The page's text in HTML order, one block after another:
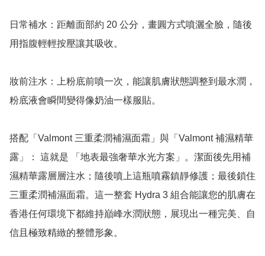
日常補水：距離面部約 20 公分，畫圓方式噴灑全臉，隨後
用指腹輕輕按壓讓其吸收。
妝前注水：上粉底前噴一次，能讓肌膚狀態調整到最水潤，
粉底液會瞬間變得像奶油一樣服貼。
搭配「Valmont 三重柔潤補濕面霜」與「Valmont 補濕精華
露」： 這就是 「地表最強奢華水光方案」。潔面後先用補
濕精華露層層注水；隨後噴上這瓶噴霧鎮靜修護；最後鎖住
三重柔潤補濕面霜。這一整套 Hydra 3 組合能讓您的肌膚在
香港任何環境下都維持巔峰水潤狀態，展現出一種完美、自
信且極致精緻的整體形象。